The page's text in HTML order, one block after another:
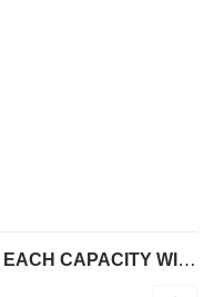
FABO FABO CEMENT SILOS IN EACH CAPACITY WITH BEST QUALITY